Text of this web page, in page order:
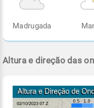
Madrugada
Altura e direção das